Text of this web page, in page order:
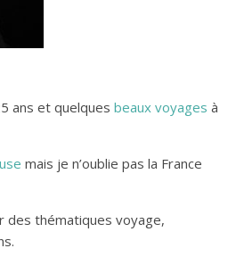
ans et quelques beaux voyages à
mais je n’oublie pas la France
des thématiques voyage,